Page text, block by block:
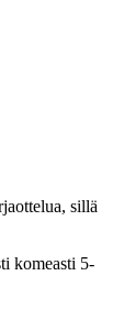
sillä
komeasti 5-